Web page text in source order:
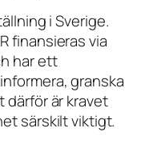
i Sverige.
finansieras via
har ett
granska
därför är kravet
särskilt viktigt.